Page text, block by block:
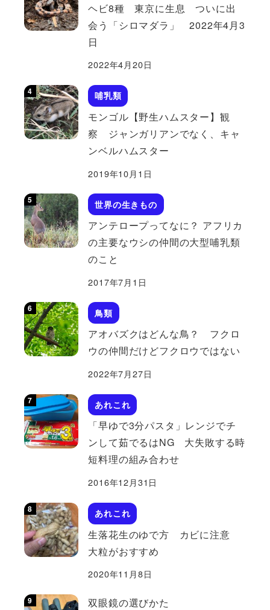
ヘビ8種 東京に生息 ついに出
会う「シロマダラ」 2022年4月3
日
2022年4月20日
哺乳類
モンゴル【野生ハムスター】観
察 ジャンガリアンでなく、キャ
ンベルハムスター
2019年10月1日
世界の生きもの
アンテロープってなに？ アフリカ
の主要なウシの仲間の大型哺乳類
のこと
2017年7月1日
鳥類
アオバズクはどんな鳥？ フクロ
ウの仲間だけどフクロウではない
2022年7月27日
あれこれ
「早ゆで3分パスタ」レンジでチ
ンして茹でるはNG 大失敗する時
短料理の組み合わせ
2016年12月31日
あれこれ
生落花生のゆで方 カビに注意
大粒がおすすめ
2020年11月8日
双眼鏡の選びかた